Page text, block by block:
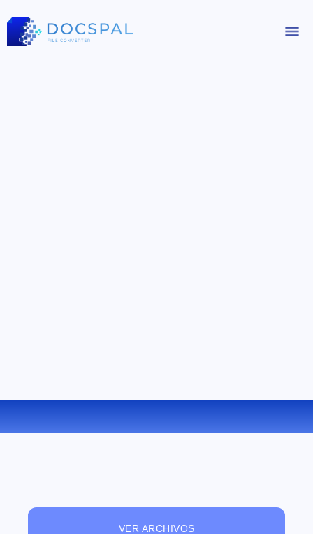
CONVERTIR PPTX A PPS ONLINE
VER ARCHIVOS